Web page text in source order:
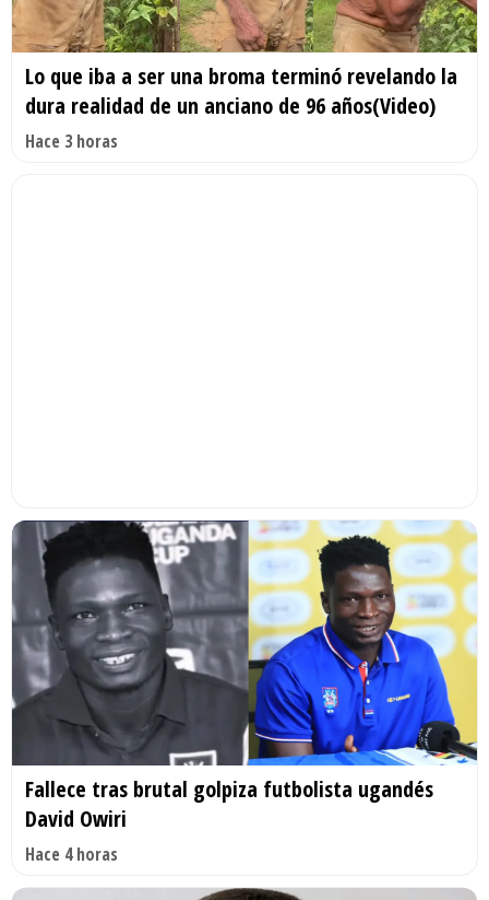
Lo que iba a ser una broma terminó revelando la
dura realidad de un anciano de 96 años(Video)
Hace 3 horas
Fallece tras brutal golpiza futbolista ugandés
David Owiri
Hace 4 horas